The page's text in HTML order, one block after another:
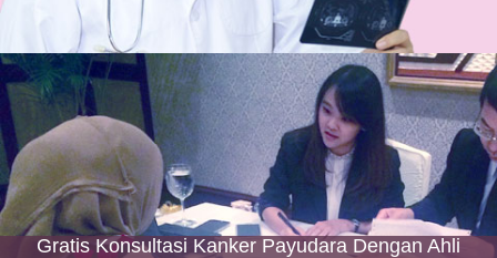
Gratis Konsultasi Kanker Payudara Dengan Ahli